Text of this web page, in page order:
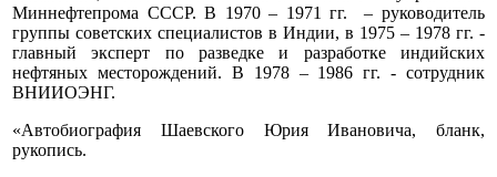
Миннефтепрома СССР. В 1970 – 1971 гг. – руководитель
группы советских специалистов в Индии, в 1975 – 1978 гг. -
главный эксперт по разведке и разработке индийских
нефтяных месторождений. В 1978 – 1986 гг. - сотрудник
ВНИИОЭНГ.
«Автобиография Шаевского Юрия Ивановича, бланк,
рукопись.